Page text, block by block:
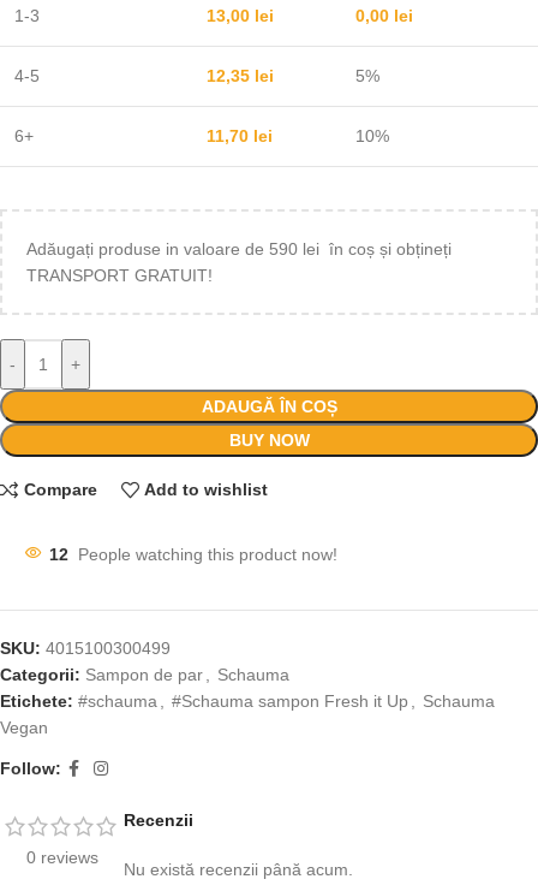
1-3 13,00 lei 0,00 lei
4-5 12,35 lei 5%
6+ 11,70 lei 10%
Adăugați produse in valoare de 590 lei în coș și obțineți
TRANSPORT GRATUIT!
- +
ADAUGĂ ÎN COȘ
BUY NOW
Compare Add to wishlist
12 People watching this product now!
SKU: 4015100300499
Categorii: Sampon de par
Schauma
Etichete: #schauma #Schauma sampon Fresh it Up
Schauma
Vegan
Follow:
0 reviews
Recenzii
Nu există recenzii până acum.